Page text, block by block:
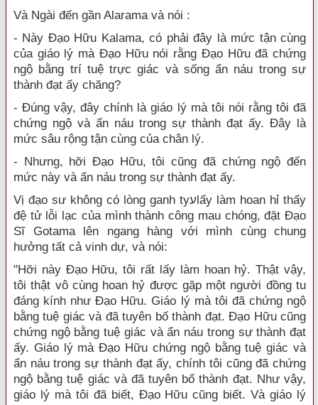
Và Ngài đến gần Alarama và nói :
- Này Đạo Hữu Kalama, có phải đây là mức tận cùng
của giáo lý mà Đạo Hữu nói rằng Đạo Hữu đã chứng
ngộ bằng trí tuệ trực giác và sống ẩn náu trong sự
thành đạt ấy chăng?
- Đúng vậy, đây chính là giáo lý mà tôi nói rằng tôi đã
chứng ngộ và ẩn náu trong sự thành đạt ấy. Đây là
mức sâu rộng tận cùng của chân lý.
- Nhưng, hỡi Đạo Hữu, tôi cũng đã chứng ngộ đến
mức này và ẩn náu trong sự thành đạt ấy.
Vị đạo sư không có lòng ganh tyﬠlấy làm hoan hỉ thấy
đệ tử lỗi lạc của mình thành công mau chóng, đặt Đạo
Sĩ Gotama lên ngang hàng với mình cùng chung
hưởng tất cả vinh dự, và nói:
"Hỡi này Đạo Hữu, tôi rất lấy làm hoan hỷ. Thật vậy,
tôi thật vô cùng hoan hỷ được gặp một người đồng tu
đáng kính như Đạo Hữu. Giáo lý mà tôi đã chứng ngộ
bằng tuệ giác và đã tuyên bố thành đạt. Đạo Hữu cũng
chứng ngộ bằng tuệ giác và ẩn náu trong sự thành đạt
ấy. Giáo lý mà Đạo Hữu chứng ngộ bằng tuệ giác và
ẩn náu trong sự thành đạt ấy, chính tôi cũng đã chứng
ngộ bằng tuệ giác và đã tuyên bố thành đạt. Như vậy,
giáo lý mà tôi đã biết, Đạo Hữu cũng biết. Và giáo lý